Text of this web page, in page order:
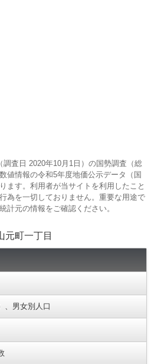
査日 2020年10月1日）の国勢調査（総
値情報の令和5年度地価公示データ（国
ます。利用者が当サイトを利用したこと
為を一切しておりません。重要な用途で
計元の情報をご確認ください。
元町一丁目
、男女別人口